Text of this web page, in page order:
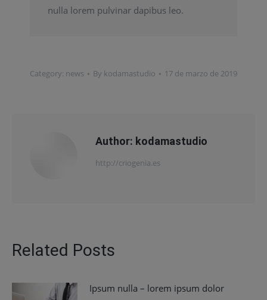
nulla lorem pulvinar dapibus leo.
Category: news By kodamastudio 17 de marzo de 2019
Author: kodamastudio
http://criogenia.es
Related Posts
Ipsum nulla – lorem ipsum dolor